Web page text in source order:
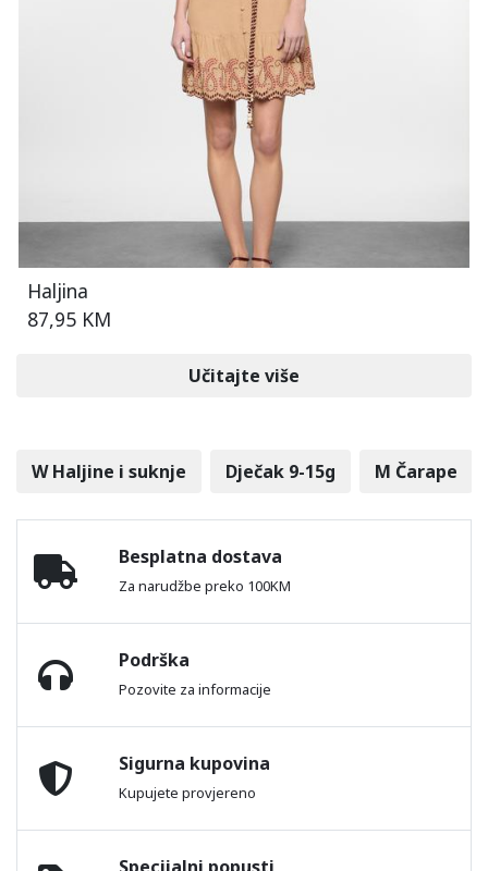
Haljina
87,95 KM
Učitajte više
W Haljine i suknje Dječak 9-15g M Čarape
Besplatna dostava
Za narudžbe preko 100KM
Podrška
Pozovite za informacije
Sigurna kupovina
Kupujete provjereno